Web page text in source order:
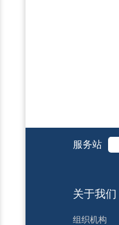
服务站
关于我们
组织机构